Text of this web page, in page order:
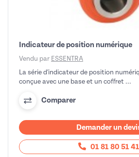
Indicateur de position numérique
Vendu par ESSENTRA
La série d'indicateur de position
conçue avec une base et un coffret ...
Comparer
Demander un
01 81 80 51 41